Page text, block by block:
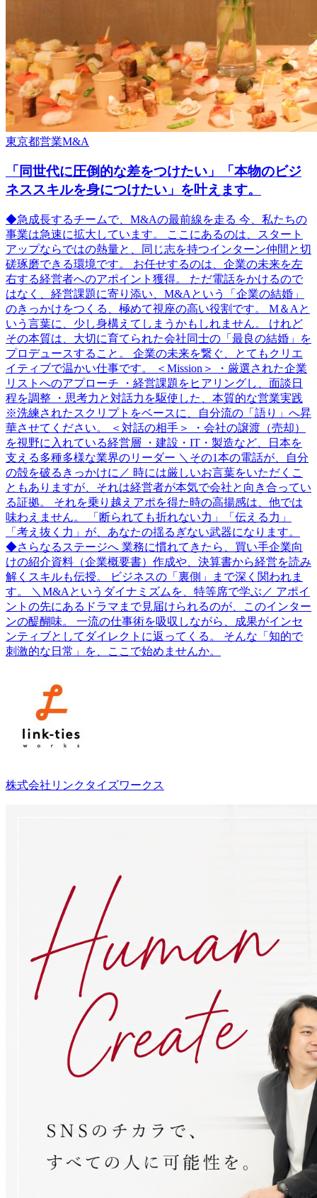
東京都営業M&A
「同世代に圧倒的な差をつけたい」「本物のビジ
ネススキルを身につけたい」を叶えます。
◆急成長するチームで、M&Aの最前線を走る 今、私たちの
事業は急速に拡大しています。 ここにあるのは、スタート
アップならではの熱量と、同じ志を持つインターン仲間と切
磋琢磨できる環境です。 お任せするのは、企業の未来を左
右する経営者へのアポイント獲得。 ただ電話をかけるので
はなく、経営課題に寄り添い、M&Aという「企業の結婚」
のきっかけをつくる、極めて視座の高い役割です。 M＆Aと
いう言葉に、少し身構えてしまうかもしれません。 けれど
その本質は、大切に育てられた会社同士の「最良の結婚」を
プロデュースすること。 企業の未来を繋ぐ、とてもクリエ
イティブで温かい仕事です。 ＜Mission＞ ・厳選された企業
リストへのアプローチ ・経営課題をヒアリングし、面談日
程を調整 ・思考力と対話力を駆使した、本質的な営業実践
※洗練されたスクリプトをベースに、自分流の「語り」へ昇
華させてください。 ＜対話の相手＞ ・会社の譲渡（売却）
を視野に入れている経営層 ・建設・IT・製造など、日本を
支える多種多様な業界のリーダー ＼その1本の電話が、自分
の殻を破るきっかけに／ 時には厳しいお言葉をいただくこ
ともありますが、それは経営者が本気で会社と向き合ってい
る証拠。 それを乗り越えアポを得た時の高揚感は、他では
味わえません。 「断られても折れない力」「伝える力」
「考え抜く力」が、あなたの揺るぎない武器になります。
◆さらなるステージへ 業務に慣れてきたら、買い手企業向
けの紹介資料（企業概要書）作成や、決算書から経営を読み
解くスキルも伝授。 ビジネスの「裏側」まで深く関われま
す。 ＼M&Aというダイナミズムを、特等席で学ぶ／ アポイ
ントの先にあるドラマまで見届けられるのが、このインター
ンの醍醐味。 一流の仕事術を吸収しながら、成果がインセ
ンティブとしてダイレクトに返ってくる。 そんな「知的で
刺激的な日常」を、ここで始めませんか。
株式会社リンクタイズワークス